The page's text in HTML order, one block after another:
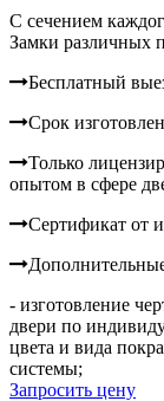
C сечением
Замки различных
Бесплатный
Срок
Только
опытом в сфере
Сертификат
- изготовление
двери по
цвета и вида
системы;
Запросить цену